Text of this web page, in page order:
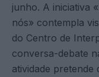
junho. A iniciativa
nós» contempla
do Centro de
conversa-debate
atividade